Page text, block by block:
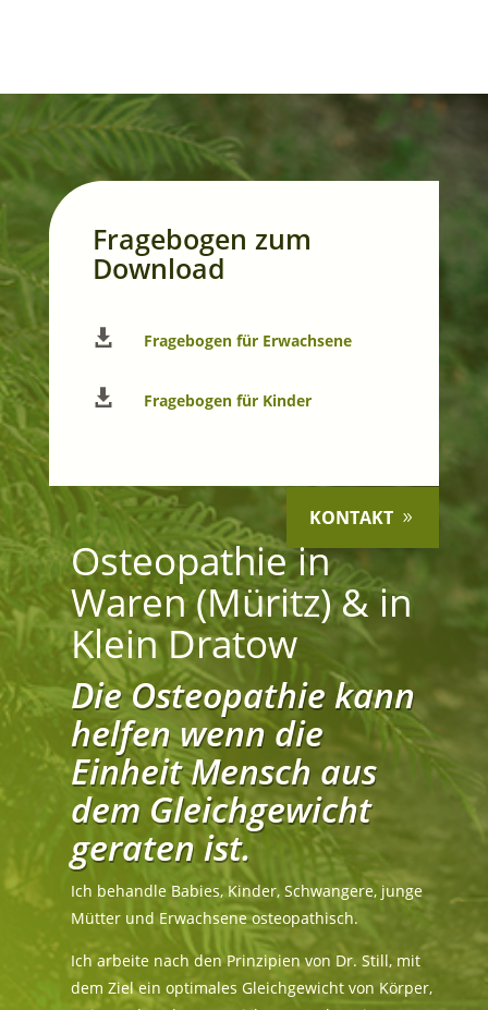
Fragebogen zum
Download
 Fragebogen für Erwachsene
 Fragebogen für Kinder
KONTAKT
Osteopathie in
Waren (Müritz) & in
Klein Dratow
Die Osteopathie kann
helfen wenn die
Einheit Mensch aus
dem Gleichgewicht
geraten ist.
Ich behandle Babies, Kinder, Schwangere, junge
Mütter und Erwachsene osteopathisch.
Ich arbeite nach den Prinzipien von Dr. Still, mit
dem Ziel ein optimales Gleichgewicht von Körper,